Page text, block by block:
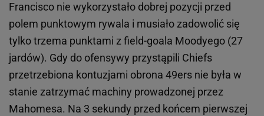
Francisco nie wykorzystało dobrej pozycji przed
polem punktowym rywala i musiało zadowolić się
tylko trzema punktami z field-goala Moodyego (27
jardów). Gdy do ofensywy przystąpili Chiefs
przetrzebiona kontuzjami obrona 49ers nie była w
stanie zatrzymać machiny prowadzonej przez
Mahomesa. Na 3 sekundy przed końcem pierwszej